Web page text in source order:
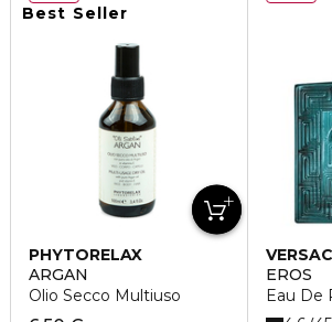
Best Seller
PHYTORELAX
ARGAN
Olio Secco Multiuso
EROS
Eau De